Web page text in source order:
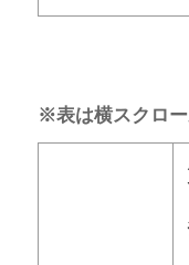
※表は横スクロー